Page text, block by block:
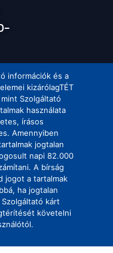
információk és a
kizárólagTÉT
Szolgáltató
használata
írásos
Amennyiben
jogtalan
napi 82.000
A bírság
jogot a tartalmak
ha jogtalan
kárt
követelni